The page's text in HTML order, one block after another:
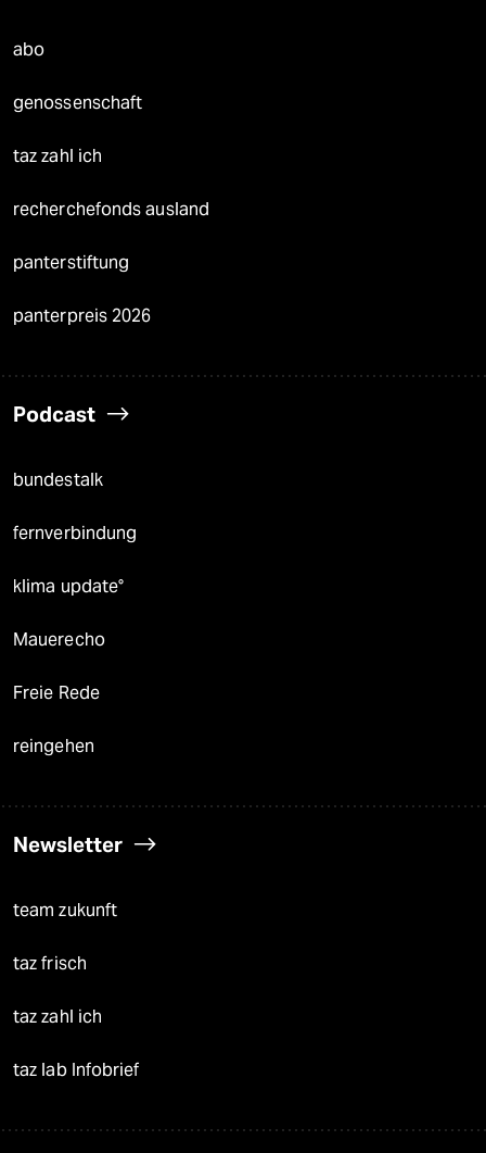
abo
genossenschaft
taz zahl ich
recherchefonds ausland
panterstiftung
panterpreis 2026
Podcast
bundestalk
fernverbindung
klima update°
Mauerecho
Freie Rede
reingehen
Newsletter
team zukunft
taz frisch
taz zahl ich
taz lab Infobrief